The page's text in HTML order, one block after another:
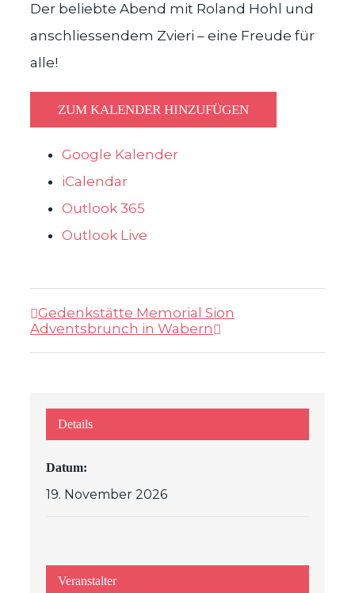
Der beliebte Abend mit Roland Hohl und
anschliessendem Zvieri – eine Freude für
alle!
ZUM KALENDER HINZUFÜGEN
Google Kalender
iCalendar
Outlook 365
Outlook Live
Gedenkstätte Memorial Sion
Adventsbrunch in Wabern
Details
Datum:
19. November 2026
Veranstalter